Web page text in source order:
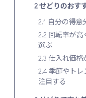
2せどりのおす
2.1 自分の得意
2.2 回転率が高
選ぶ
2.3 仕入れ価格
2.4 季節やトレ
注目する